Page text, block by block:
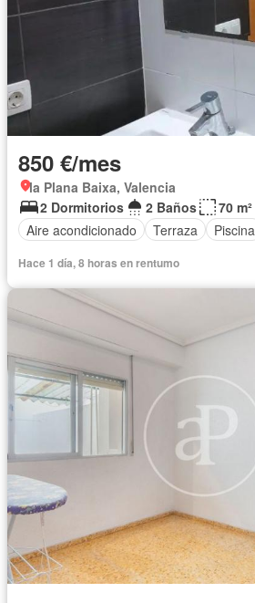
850 €/mes
la Plana Baixa, Valencia
2 Dormitorios
2 Baños
70 m²
Aire acondicionado
Terraza Piscina
Hace 1 día, 8 horas en rentumo